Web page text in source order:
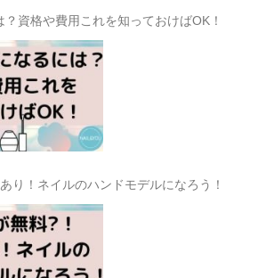
資格や費用これを知っておけばOK！
り！ネイルのハンドモデルになろう！